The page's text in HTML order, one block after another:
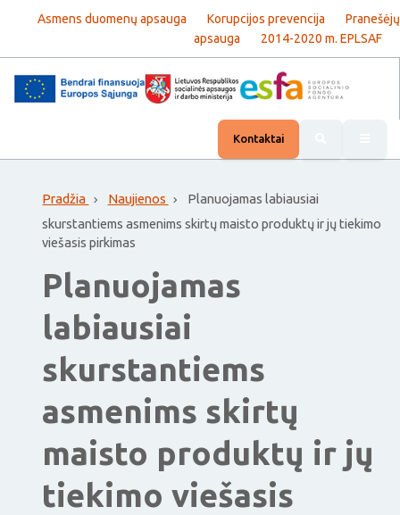
Asmens duomenų apsauga Korupcijos prevencija
Pranešėjų
apsauga
2014-2020 m. EPLSAF
Kontaktai
Pradžia Naujienos
Planuojamas labiausiai
skurstantiems asmenims skirtų maisto produktų ir jų tiekimo
viešasis pirkimas
Planuojamas
labiausiai
skurstantiems
asmenims skirtų
maisto produktų ir jų
tiekimo viešasis